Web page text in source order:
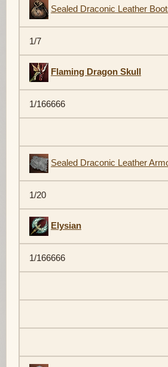
Sealed Draconic Leather
1/7
Flaming Dragon Skull
1/166666
Sealed Draconic Leather
1/20
Elysian
1/166666